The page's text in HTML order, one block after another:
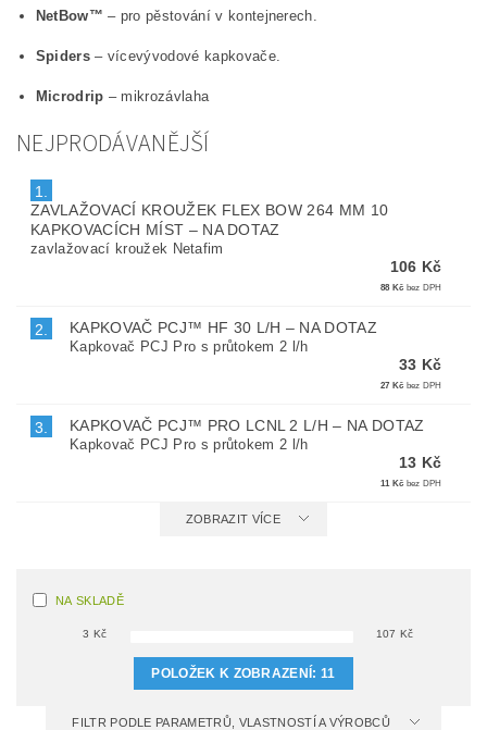
NetBow™ – pro pěstování v kontejnerech.
Spiders– vícevývodové kapkovače.
Microdrip – mikrozávlaha
NEJPRODÁVANĚJŠÍ
1.
ZAVLAŽOVACÍ KROUŽEK FLEX BOW 264 MM 10
KAPKOVACÍCH MÍST – NA DOTAZ
zavlažovací kroužek Netafim
106 Kč
88 Kč bez DPH
2. KAPKOVAČ PCJ™ HF 30 L/H – NA DOTAZ
Kapkovač PCJ Pro s průtokem 2 l/h
33 Kč
27 Kč bez DPH
3. KAPKOVAČ PCJ™ PRO LCNL 2 L/H– NA DOTAZ
Kapkovač PCJ Pro s průtokem 2 l/h
13 Kč
11 Kč bez DPH
ZOBRAZIT VÍCE
NA SKLADĚ
3 Kč 107 Kč
POLOŽEK K ZOBRAZENÍ:11
FILTR PODLE PARAMETRŮ, VLASTNOSTÍ A VÝROBCŮ